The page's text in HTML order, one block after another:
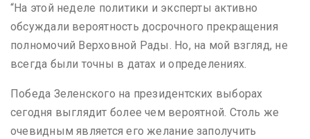
“На этой неделе политики и эксперты активно
обсуждали вероятность досрочного прекращения
полномочий Верховной Рады. Но, на мой взгляд, не
всегда были точны в датах и определениях.
Победа Зеленского на президентских выборах
сегодня выглядит более чем вероятной. Столь же
очевидным является его желание заполучить